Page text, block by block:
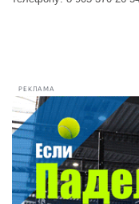
РЕКЛАМА